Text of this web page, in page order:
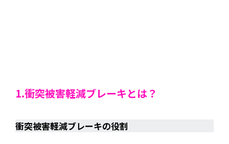
1.衝突被害軽減ブレーキとは？
衝突被害軽減ブレーキの役割